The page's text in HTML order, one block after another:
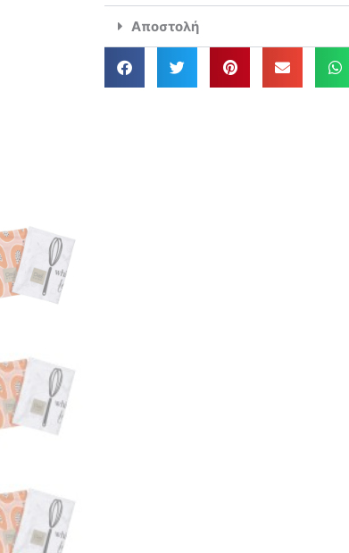
40x65
Kitchen
ποσότητα
Αποστολή